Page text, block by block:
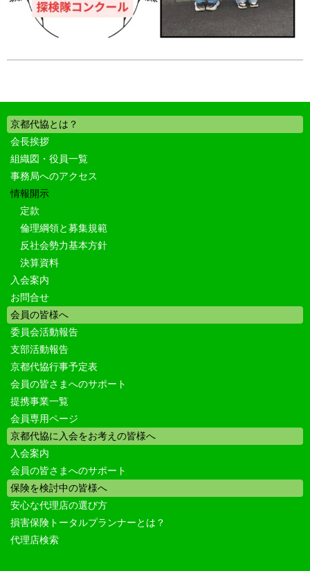
京都代協とは？
会長挨拶
組織図・役員一覧
事務局へのアクセス
情報開示
定款
倫理綱領と募集規範
反社会勢力基本方針
決算資料
入会案内
お問合せ
会員の皆様へ
委員会活動報告
支部活動報告
京都代協行事予定表
会員の皆さまへのサポート
提携事業一覧
会員専用ページ
京都代協に入会をお考えの皆様へ
入会案内
会員の皆さまへのサポート
保険を検討中の皆様へ
安心な代理店の選び方
損害保険トータルプランナーとは？
代理店検索